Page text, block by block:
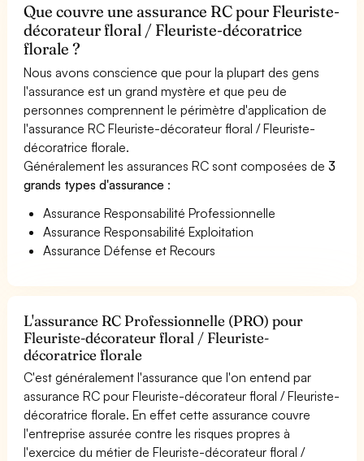
Que couvre une assurance RC pour Fleuriste-
décorateur floral / Fleuriste-décoratrice
florale ?
Nous avons conscience que pour la plupart des gens
l'assurance est un grand mystère et que peu de
personnes comprennent le périmètre d'application de
l'assurance RC Fleuriste-décorateur floral / Fleuriste-
décoratrice florale.
Généralement les assurances RC sont composées de3
grands types d'assurance :
Assurance Responsabilité Professionnelle
Assurance Responsabilité Exploitation
Assurance Défense et Recours
L'assurance RC Professionnelle (PRO) pour
Fleuriste-décorateur floral / Fleuriste-
décoratrice florale
C'est généralement l'assurance que l'on entend par
assurance RC pour Fleuriste-décorateur floral / Fleuriste-
décoratrice florale. En effet cette assurance couvre
l'entreprise assurée contre les risques propres à
l'exercice du métier de Fleuriste-décorateur floral /